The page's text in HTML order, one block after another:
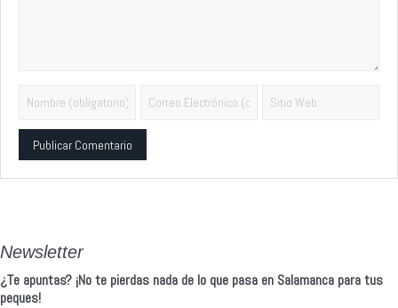
Newsletter
¿Te apuntas? ¡No te pierdas nada de lo que pasa en Salamanca para tus
peques!